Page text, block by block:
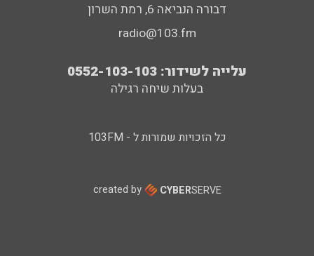
דבורה הנביאה 6, רמת השרון
radio@103.fm
עלייה לשידור: 0552-103-103
בעלות שיחה רגילה
כל הזכויות שמורות ל - 103FM
created by CYBERSERVE